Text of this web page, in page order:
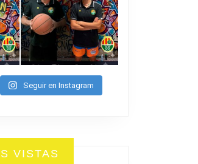
Seguir en Instagram
VISTAS